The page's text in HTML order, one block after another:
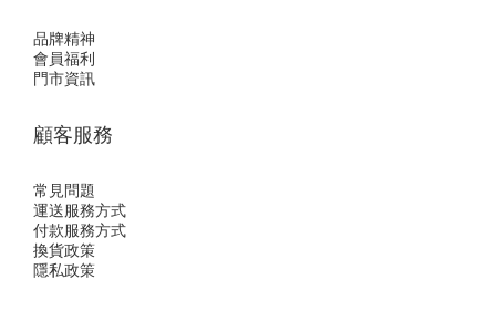
品牌精神
會員福利
門市資訊
顧客服務
常見問題
運送服務方式
付款服務方式
換貨政策
隱私政策